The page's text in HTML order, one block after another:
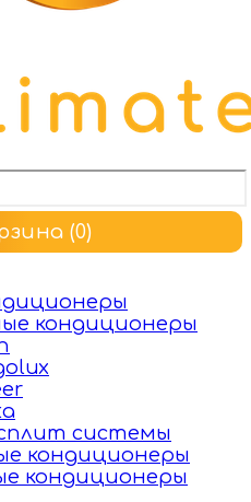
(0)
кондиционеры
системы
кондиционеры
кондиционеры